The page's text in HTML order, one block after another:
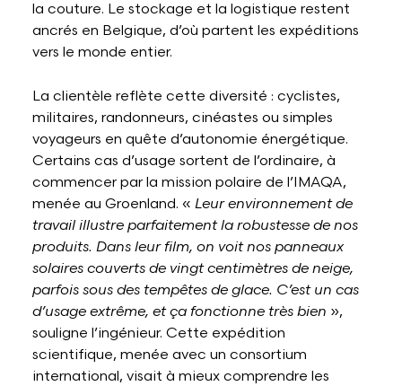
la couture. Le stockage et la logistique restent
ancrés en Belgique, d’où partent les expéditions
vers le monde entier.
La clientèle reflète cette diversité : cyclistes,
militaires, randonneurs, cinéastes ou simples
voyageurs en quête d’autonomie énergétique.
Certains cas d’usage sortent de l’ordinaire, à
commencer par la mission polaire de l’IMAQA,
menée au Groenland. « Leur environnement de
travail illustre parfaitement la robustesse de nos
produits. Dans leur film, on voit nos panneaux
solaires couverts de vingt centimètres de neige,
parfois sous des tempêtes de glace. C’est un cas
d’usage extrême, et ça fonctionne très bien »,
souligne l’ingénieur. Cette expédition
scientifique, menée avec un consortium
international, visait à mieux comprendre les